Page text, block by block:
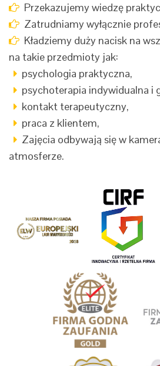
Przekazujemy wiedzę
Zatrudniamy wyłącznie
Kładziemy duży nacisk na
na takie przedmioty jak:
psychologia praktyczna,
psychoterapia indywidualna i
kontakt terapeutyczny,
praca z klientem,
Zajęcia odbywają się w
atmosferze.